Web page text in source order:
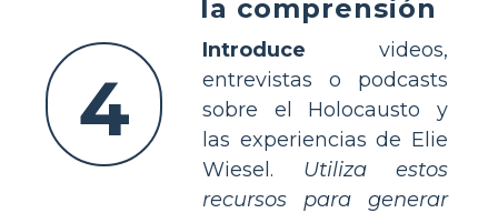
4
la comprensión
Introduce videos,
entrevistas o podcasts
sobre el Holocausto y
las experiencias de Elie
Wiesel. Utiliza estos
recursos para generar